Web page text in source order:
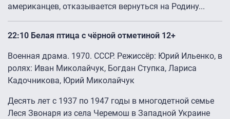
американцев, отказывается вернуться на Родину...
22:10 Белая птица с чёрной отметиной 12+
Военная драма. 1970. СССР. Режиссёр: Юрий Ильенко, в
ролях: Иван Миколайчук, Богдан Ступка, Лариса
Кадочникова, Юрий Миколайчук
Десять лет с 1937 по 1947 годы в многодетной семье
Леся Звонаря из села Черемош в Западной Украине